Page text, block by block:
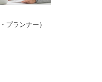
ランナー）